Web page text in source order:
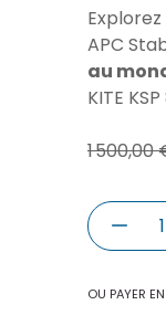
APC
au
KITE
1 500,00
OU PAYER EN